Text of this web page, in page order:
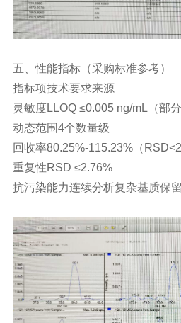
五、性能指标（采购标准参考）
指标项技术要求来源
灵敏度LLOQ ≤0.005 ng/mL（部分
动态范围4个数量级
回收率80.25%-115.23%（
重复性RSD ≤2.76%
抗污染能力连续分析复杂基质保